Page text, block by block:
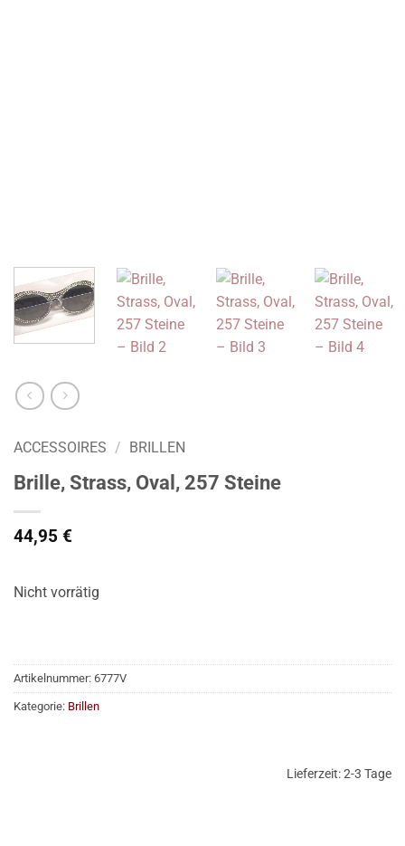
ACCESSOIRES / BRILLEN
Brille, Strass, Oval, 257 Steine
44,95 €
Nicht vorrätig
Artikelnummer: 6777V
Kategorie: Brillen
Lieferzeit:2-3 Tage